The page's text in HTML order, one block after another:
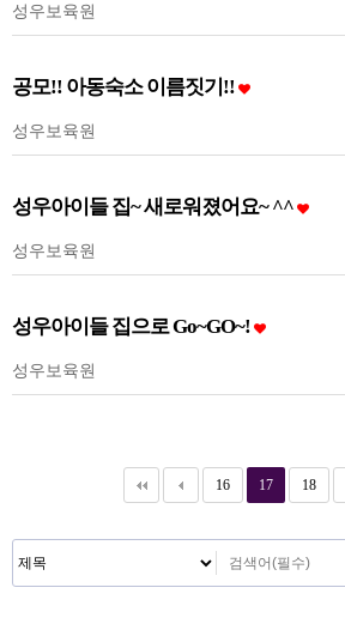
성우보육원
공모!! 아동숙소 이름짓기!!
성우보육원
성우아이들 집~ 새로워졌어요~ ^^
성우보육원
성우아이들 집으로 Go~GO~!
성우보육원
16 17 18